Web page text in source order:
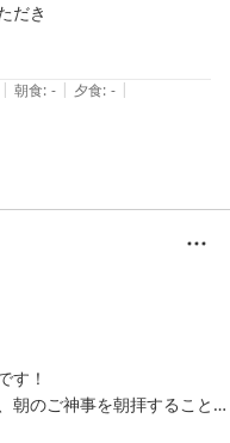
だき
す
| 朝食: - | 夕食: - |
す！
朝のご神事を朝拝することが